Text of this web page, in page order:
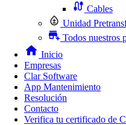
Cables
Unidad
Todos nuestros
Inicio
Empresas
Clar Software
App Mantenimiento
Resolución
Contacto
Verifica tu certificado de